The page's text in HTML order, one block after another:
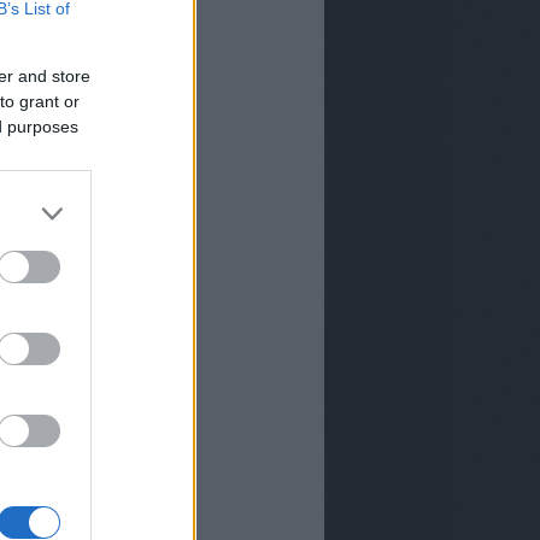
List of
and store
grant or
purposes